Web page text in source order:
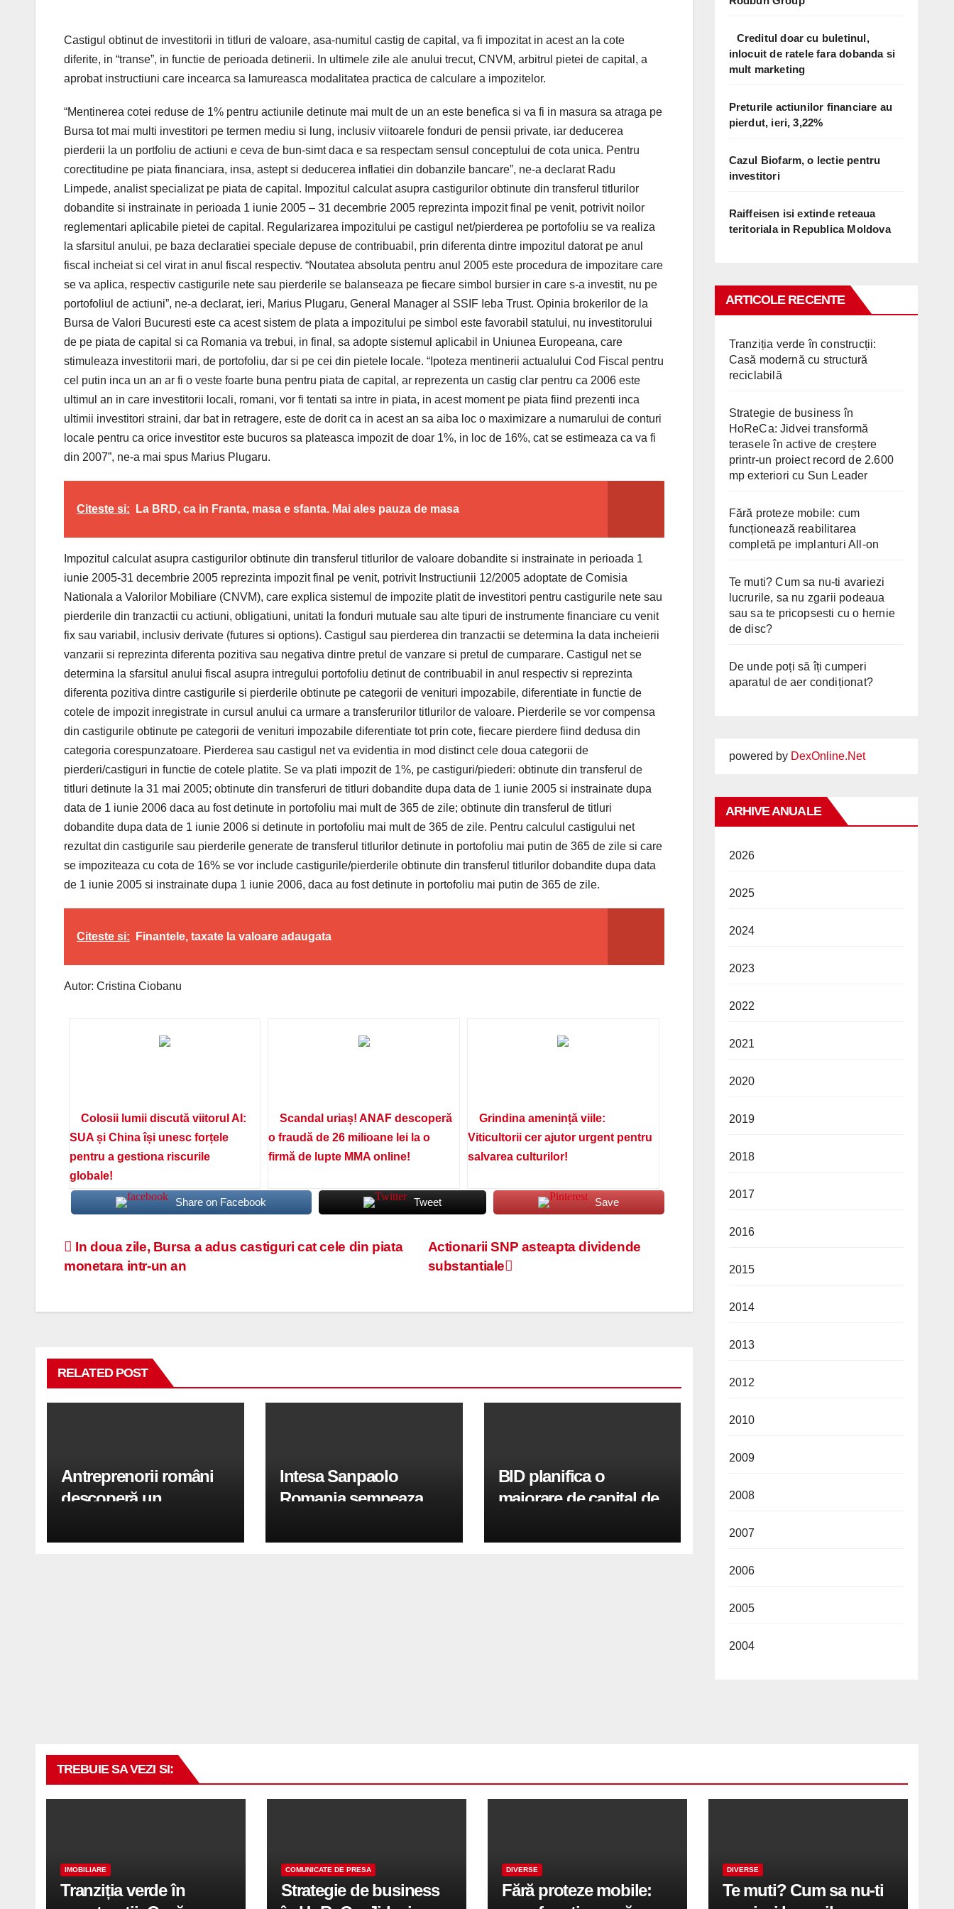
Castigul obtinut de investitorii in titluri de valoare, asa-numitul castig de capital, va fi impozitat in acest an la cote
diferite, in “transe”, in functie de perioada detinerii. In ultimele zile ale anului trecut, CNVM, arbitrul pietei de capital, a
aprobat instructiuni care incearca sa lamureasca modalitatea practica de calculare a impozitelor.
“Mentinerea cotei reduse de 1% pentru actiunile detinute mai mult de un an este benefica si va fi in masura sa atraga pe
Bursa tot mai multi investitori pe termen mediu si lung, inclusiv viitoarele fonduri de pensii private, iar deducerea
pierderii la un portfoliu de actiuni e ceva de bun-simt daca e sa respectam sensul conceptului de cota unica. Pentru
corectitudine pe piata financiara, insa, astept si deducerea inflatiei din dobanzile bancare”, ne-a declarat Radu
Limpede, analist specializat pe piata de capital. Impozitul calculat asupra castigurilor obtinute din transferul titlurilor
dobandite si instrainate in perioada 1 iunie 2005 – 31 decembrie 2005 reprezinta impozit final pe venit, potrivit noilor
reglementari aplicabile pietei de capital. Regularizarea impozitului pe castigul net/pierderea pe portofoliu se va realiza
la sfarsitul anului, pe baza declaratiei speciale depuse de contribuabil, prin diferenta dintre impozitul datorat pe anul
fiscal incheiat si cel virat in anul fiscal respectiv. “Noutatea absoluta pentru anul 2005 este procedura de impozitare care
se va aplica, respectiv castigurile nete sau pierderile se balanseaza pe fiecare simbol bursier in care s-a investit, nu pe
portofoliul de actiuni”, ne-a declarat, ieri, Marius Plugaru, General Manager al SSIF Ieba Trust. Opinia brokerilor de la
Bursa de Valori Bucuresti este ca acest sistem de plata a impozitului pe simbol este favorabil statului, nu investitorului
de pe piata de capital si ca Romania va trebui, in final, sa adopte sistemul aplicabil in Uniunea Europeana, care
stimuleaza investitorii mari, de portofoliu, dar si pe cei din pietele locale. “Ipoteza mentinerii actualului Cod Fiscal pentru
cel putin inca un an ar fi o veste foarte buna pentru piata de capital, ar reprezenta un castig clar pentru ca 2006 este
ultimul an in care investitorii locali, romani, vor fi tentati sa intre in piata, in acest moment pe piata fiind prezenti inca
ultimii investitori straini, dar bat in retragere, este de dorit ca in acest an sa aiba loc o maximizare a numarului de conturi
locale pentru ca orice investitor este bucuros sa plateasca impozit de doar 1%, in loc de 16%, cat se estimeaza ca va fi
din 2007”, ne-a mai spus Marius Plugaru.
Citeste si: La BRD, ca in Franta, masa e sfanta. Mai ales pauza de masa
Impozitul calculat asupra castigurilor obtinute din transferul titlurilor de valoare dobandite si instrainate in perioada 1
iunie 2005-31 decembrie 2005 reprezinta impozit final pe venit, potrivit Instructiunii 12/2005 adoptate de Comisia
Nationala a Valorilor Mobiliare (CNVM), care explica sistemul de impozite platit de investitori pentru castigurile nete sau
pierderile din tranzactii cu actiuni, obligatiuni, unitati la fonduri mutuale sau alte tipuri de instrumente financiare cu venit
fix sau variabil, inclusiv derivate (futures si options). Castigul sau pierderea din tranzactii se determina la data incheierii
vanzarii si reprezinta diferenta pozitiva sau negativa dintre pretul de vanzare si pretul de cumparare. Castigul net se
determina la sfarsitul anului fiscal asupra intregului portofoliu detinut de contribuabil in anul respectiv si reprezinta
diferenta pozitiva dintre castigurile si pierderile obtinute pe categorii de venituri impozabile, diferentiate in functie de
cotele de impozit inregistrate in cursul anului ca urmare a transferurilor titlurilor de valoare. Pierderile se vor compensa
din castigurile obtinute pe categorii de venituri impozabile diferentiate tot prin cote, fiecare pierdere fiind dedusa din
categoria corespunzatoare. Pierderea sau castigul net va evidentia in mod distinct cele doua categorii de
pierderi/castiguri in functie de cotele platite. Se va plati impozit de 1%, pe castiguri/piederi: obtinute din transferul de
titluri detinute la 31 mai 2005; obtinute din transferuri de titluri dobandite dupa data de 1 iunie 2005 si instrainate dupa
data de 1 iunie 2006 daca au fost detinute in portofoliu mai mult de 365 de zile; obtinute din transferul de titluri
dobandite dupa data de 1 iunie 2006 si detinute in portofoliu mai mult de 365 de zile. Pentru calculul castigului net
rezultat din castigurile sau pierderile generate de transferul titlurilor detinute in portofoliu mai putin de 365 de zile si care
se impoziteaza cu cota de 16% se vor include castigurile/pierderile obtinute din transferul titlurilor dobandite dupa data
de 1 iunie 2005 si instrainate dupa 1 iunie 2006, daca au fost detinute in portofoliu mai putin de 365 de zile.
Citeste si: Finantele, taxate la valoare adaugata
Autor: Cristina Ciobanu
Colosii lumii discută viitorul AI:
SUA și China își unesc forțele
pentru a gestiona riscurile
globale!
Scandal uriaș! ANAF descoperă
o fraudă de 26 milioane lei la o
firmă de lupte MMA online!
Grindina amenință viile:
Viticultorii cer ajutor urgent pentru
salvarea culturilor!
Share on Facebook Tweet Save
Navigare
articole
Actionarii SNP asteapta dividende
substantiale
In doua zile, Bursa a adus castiguri cat cele din piata
monetara intr-un an
RELATED POST
Antreprenorii români
descoperă un
cum obțin firmele
Intesa Sanpaolo
Romania semneaza
sprijinirea IMM-urilor si
BID planifica o
majorare de capital de
euro in 2026 pentru a
Creditul doar cu buletinul,
inlocuit de ratele fara dobanda si
mult marketing
Preturile actiunilor financiare au
pierdut, ieri, 3,22%
Cazul Biofarm, o lectie pentru
investitori
Raiffeisen isi extinde reteaua
teritoriala in Republica Moldova
ARTICOLE RECENTE
Tranziția verde în construcții:
Casă modernă cu structură
reciclabilă
Strategie de business în
HoReCa: Jidvei transformă
terasele în active de creștere
printr-un proiect record de 2.600
mp exteriori cu Sun Leader
Fără proteze mobile: cum
funcționează reabilitarea
completă pe implanturi All-on
Te muti? Cum sa nu-ti avariezi
lucrurile, sa nu zgarii podeaua
sau sa te pricopsesti cu o hernie
de disc?
De unde poți să îți cumperi
aparatul de aer condiționat?
powered by DexOnline.Net
ARHIVE ANUALE
2026
2025
2024
2023
2022
2021
2020
2019
2018
2017
2016
2015
2014
2013
2012
2010
2009
2008
2007
2006
2005
2004
TREBUIE SA VEZI SI:
IMOBILIARE
Tranziția verde în
COMUNICATE DE PRESA
Strategie de business
DIVERSE
Fără proteze mobile:
DIVERSE
Te muti? Cum sa nu-ti